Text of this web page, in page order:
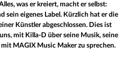
was er kreiert, macht er selbst:
sein eigenes Label. Kürzlich hat er die
Künstler abgeschlossen. Dies ist
mit Killa-D über seine Musik, seine
MAGIX Music Maker zu sprechen.